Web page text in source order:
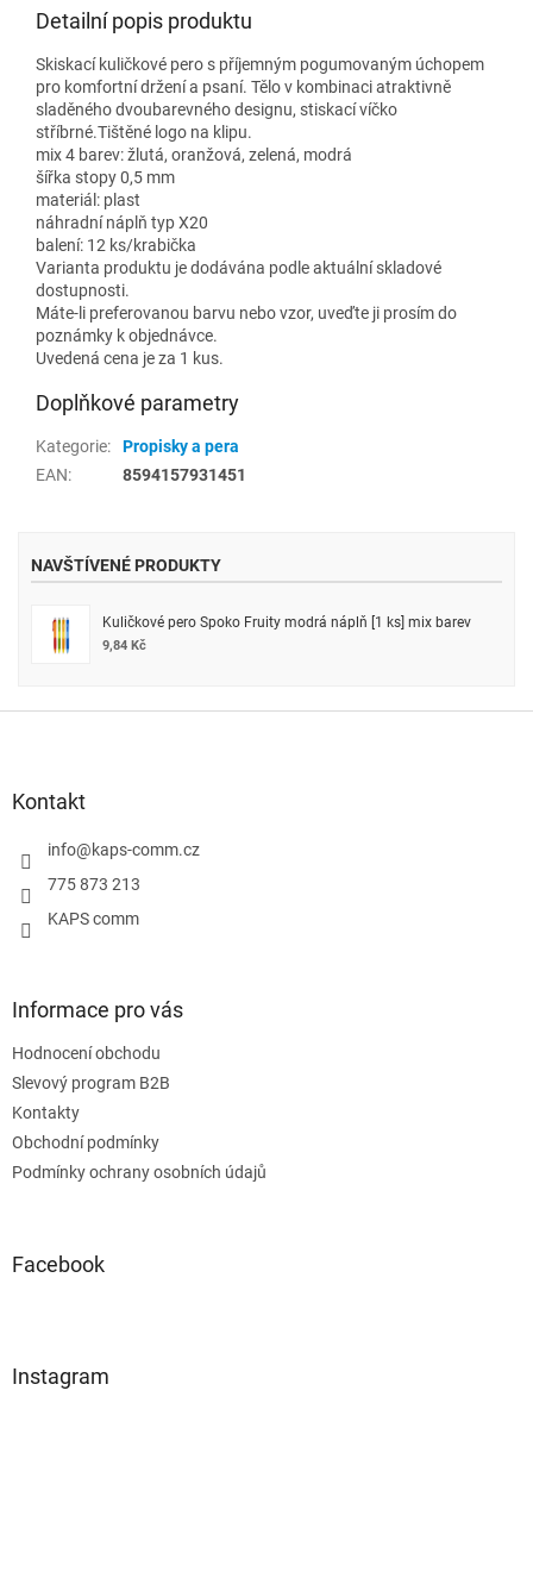
Detailní popis produktu
Skiskací kuličkové pero s příjemným pogumovaným úchopem
pro komfortní držení a psaní. Tělo v kombinaci atraktivně
sladěného dvoubarevného designu, stiskací víčko
stříbrné.Tištěné logo na klipu.
mix 4 barev: žlutá, oranžová, zelená, modrá
šířka stopy 0,5 mm
materiál: plast
náhradní náplň typ X20
balení: 12 ks/krabička
Varianta produktu je dodávána podle aktuální skladové
dostupnosti.
Máte-li preferovanou barvu nebo vzor, uveďte ji prosím do
poznámky k objednávce.
Uvedená cena je za 1 kus.
Doplňkové parametry
Kategorie:
Propisky a pera
EAN: 8594157931451
NAVŠTÍVENÉ PRODUKTY
Kuličkové pero Spoko Fruity modrá náplň [1 ks] mix barev
9,84 Kč
Kontakt
info@kaps-comm.cz
775 873 213
KAPS comm
Informace pro vás
Hodnocení obchodu
Slevový program B2B
Kontakty
Obchodní podmínky
Podmínky ochrany osobních údajů
Facebook
Instagram